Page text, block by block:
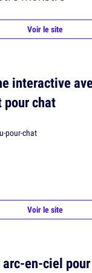
Voir le site
interactive
pour chat
Voir le site
en-ciel